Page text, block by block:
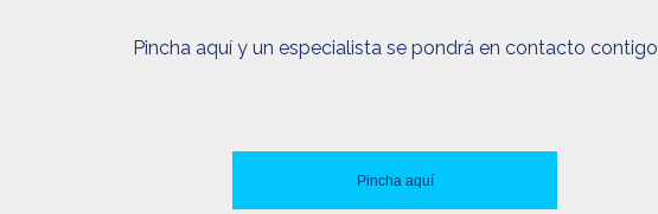
Pincha aquí y un especialista se pondrá en contacto contigo
Pincha aquí